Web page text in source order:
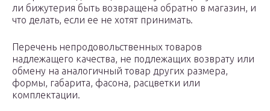
ли бижутерия быть возвращена обратно в магазин, и
что делать, если ее не хотят принимать.
Перечень непродовольственных товаров
надлежащего качества, не подлежащих возврату или
обмену на аналогичный товар других размера,
формы, габарита, фасона, расцветки или
комплектации.